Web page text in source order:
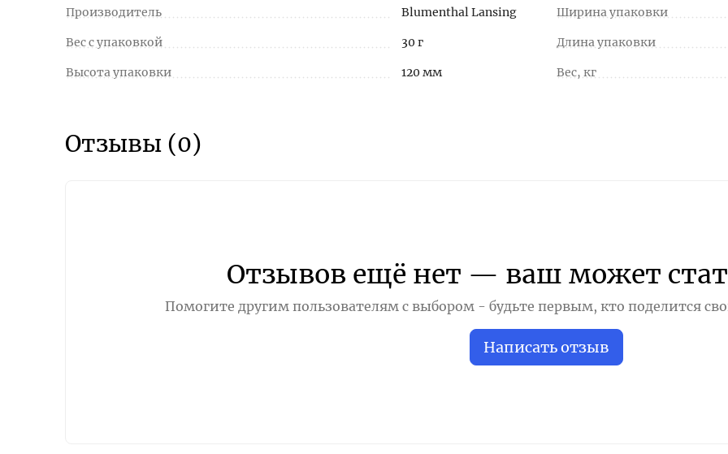
Производитель Blumenthal Lansing
Вес с упаковкой 30 г
Высота упаковки 120 мм
Ширина упаковки
Длина упаковки
Вес, кг
Отзывы (0)
Отзывов ещё нет — ваш может
Помогите другим пользователям с выбором - будьте первым, кто поделится
Написать отзыв